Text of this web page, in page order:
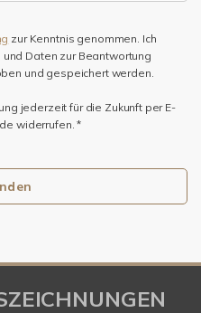
zur Kenntnis genommen. Ich
Daten zur Beantwortung
und gespeichert werden.
jederzeit für die Zukunft per E-
widerrufen. *